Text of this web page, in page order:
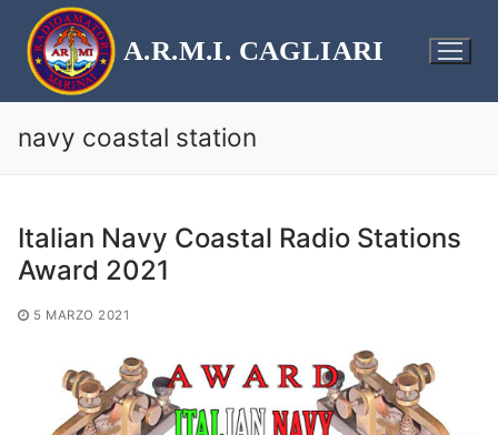
contenuto
A.R.M.I. CAGLIARI
navy coastal station
Italian Navy Coastal Radio Stations
Award 2021
5 MARZO 2021